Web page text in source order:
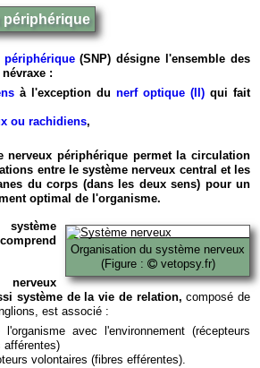
périphérique
périphérique(SNP) désigne l'ensemble des
:
à l'exception du nerf optique (II) qui fait
ou rachidiens,
nerveux périphérique permet la circulation
entre le système nerveux central et les
du corps (dans les deux sens) pour un
optimal de l'organisme.
Organisation du système nerveux
(Figure :
vetopsy.fr)
système
système de la vie de relation, composé de
est associé :
avec l'environnement (récepteurs
afférentes)
volontaires (fibres efférentes).